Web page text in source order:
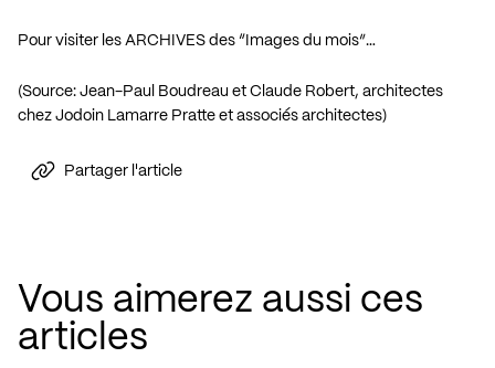
Pour visiter les ARCHIVES des “Images du mois”…
(Source: Jean-Paul Boudreau et Claude Robert, architectes
chez Jodoin Lamarre Pratte et associés architectes)
Partager l'article
Vous aimerez aussi ces
articles